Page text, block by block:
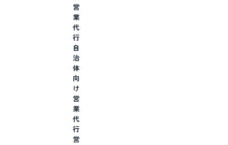
営
業
代
行
自
治
体
向
け
営
業
代
行
営